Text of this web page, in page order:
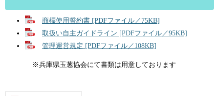
商標使用誓約書 [PDFファイル／75KB]
取扱い自主ガイドライン [PDFファイル／95KB]
管理運営規定 [PDFファイル／108KB]
※兵庫県玉葱協会にて書類は用意しております